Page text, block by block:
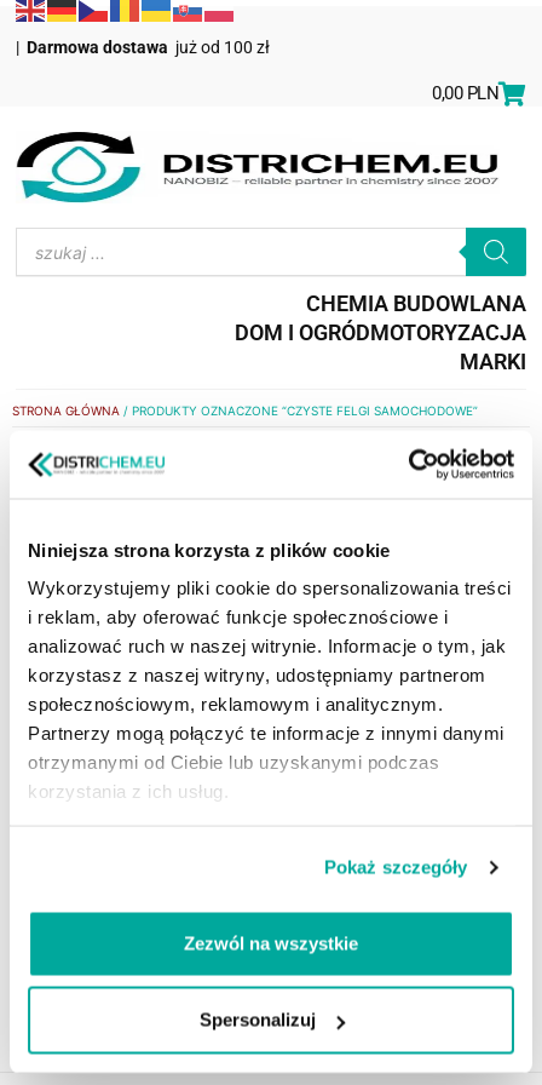
Niniejsza strona korzysta z plików cookie
Wykorzystujemy pliki cookie do spersonalizowania treści
i reklam, aby oferować funkcje społecznościowe i
analizować ruch w naszej witrynie. Informacje o tym, jak
korzystasz z naszej witryny, udostępniamy partnerom
społecznościowym, reklamowym i analitycznym.
Partnerzy mogą połączyć te informacje z innymi danymi
otrzymanymi od Ciebie lub uzyskanymi podczas
korzystania z ich usług.
Pokaż szczegóły
Zezwól na wszystkie
Spersonalizuj
|Darmowa dostawa już od 100 zł
0,00 PLN
CHEMIA BUDOWLANA
DOM I OGRÓDMOTORYZACJA
MARKI
STRONA GŁÓWNA / PRODUKTY OZNACZONE “CZYSTE FELGI SAMOCHODOWE”
czyste Felgi samochodowe
Wybierz pojemność